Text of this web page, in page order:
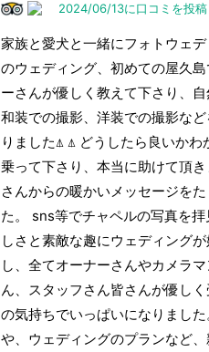
2024/06/13に口コミを投稿
家族と愛犬と一緒にフォトウェ
のウェディング、初めての屋久
ーさんが優しく教えて下さり、
和装での撮影、洋装での撮影な
りました⍋ ⍋ どうしたら良いか
乗って下さり、本当に助けて頂
さんからの暖かいメッセージを
た。 sns等でチャペルの写真を
しさと素敵な趣にウェディング
し、全てオーナーさんやカメラ
ん、スタッフさん皆さんが優し
の気持ちでいっぱいになりまし
や、ウェディングのプランなど